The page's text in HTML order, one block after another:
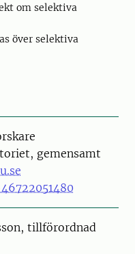
om selektiva
över selektiva
gemensamt
tillförordnad